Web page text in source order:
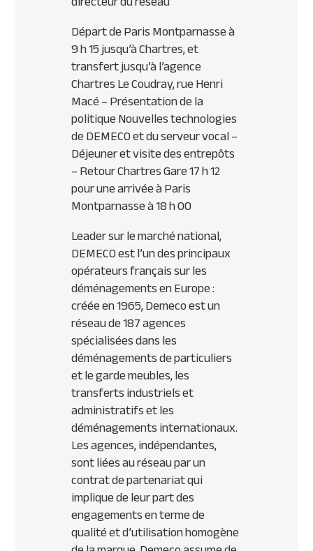
Départ de Paris Montparnasse à
9 h 15 jusqu’à Chartres, et
transfert jusqu’à l’agence
Chartres Le Coudray, rue Henri
Macé – Présentation de la
politique Nouvelles technologies
de DEMECO et du serveur vocal –
Déjeuner et visite des entrepôts
– Retour Chartres Gare 17 h 12
pour une arrivée à Paris
Montparnasse à 18 h 00
Leader sur le marché national,
DEMECO est l’un des principaux
opérateurs français sur les
déménagements en Europe :
créée en 1965, Demeco est un
réseau de 187 agences
spécialisées dans les
déménagements de particuliers
et le garde meubles, les
transferts industriels et
administratifs et les
déménagements internationaux.
Les agences, indépendantes,
sont liées au réseau par un
contrat de partenariat qui
implique de leur part des
engagements en terme de
qualité et d’utilisation homogène